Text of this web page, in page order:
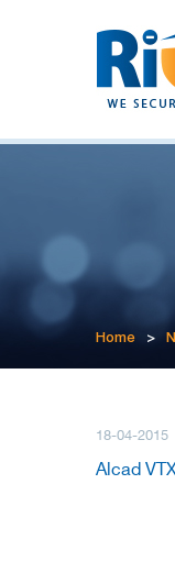
Home >
18-04-2015
Alcad